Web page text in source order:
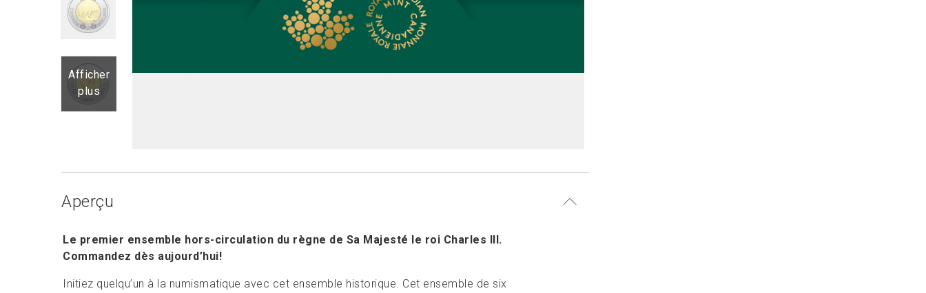
Afficher
plus
Aperçu
Le premier ensemble hors-circulation du règne de Sa Majesté le roi Charles III.
Commandez dès aujourd’hui!
Initiez quelqu’un à la numismatique avec cet ensemble historique. Cet ensemble de six